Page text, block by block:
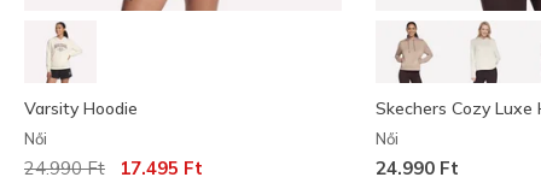
Varsity Hoodie
Női
Az ár a következőhöz képest csökkent:
24.990 Ft címzett:
17.495 Ft
Skechers Cozy Luxe
Női
24.990 Ft